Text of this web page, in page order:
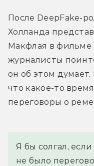
После DeepFake-
Холланда
Макфлая в фильме
журналисты
он об этом думает.
что какое-то
переговоры о
Я бы солгал,
не было